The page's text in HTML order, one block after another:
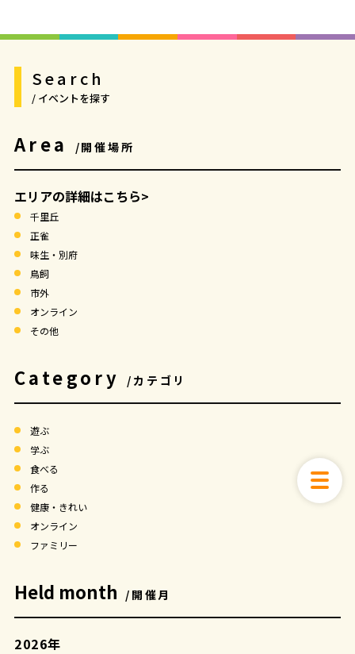
Search
/ イベントを探す
Area /開催場所
エリアの詳細はこちら>
千里丘
正雀
味生・別府
鳥飼
市外
オンライン
その他
Category /カテゴリ
遊ぶ
学ぶ
食べる
作る
健康・きれい
オンライン
ファミリー
Held month /開催月
2026年